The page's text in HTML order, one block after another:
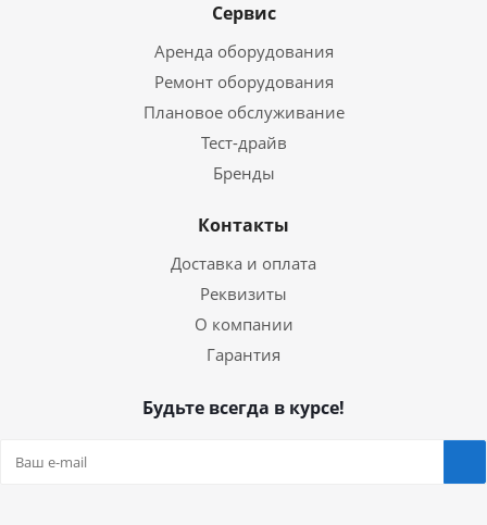
Сервис
Аренда оборудования
Ремонт оборудования
Плановое обслуживание
Тест-драйв
Бренды
Контакты
Доставка и оплата
Реквизиты
О компании
Гарантия
Будьте всегда в курсе!